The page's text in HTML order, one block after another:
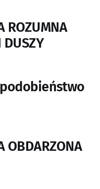
ROZUMNA
DUSZY
OBDARZONA